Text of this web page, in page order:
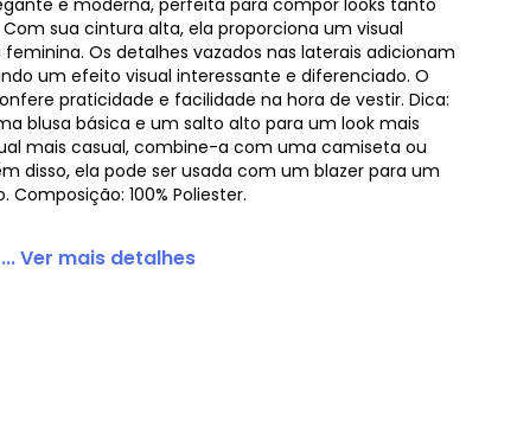
e moderna, perfeita para compor looks tanto
sua cintura alta, ela proporciona um visual
Os detalhes vazados nas laterais adicionam
um efeito visual interessante e diferenciado. O
praticidade e facilidade na hora de vestir. Dica:
blusa básica e um salto alto para um look mais
mais casual, combine-a com uma camiseta ou
disso, ela pode ser usada com um blazer para um
100% Poliester.
... Ver mais detalhes